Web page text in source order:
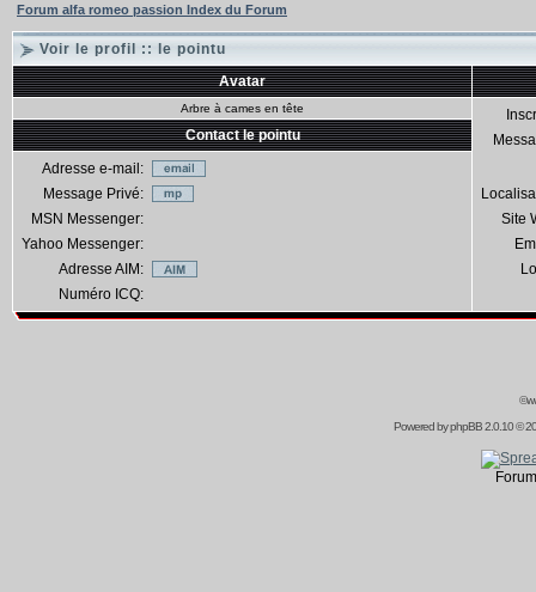
Forum alfa romeo passion Index du Forum
Voir le profil :: le pointu
Avatar
Arbre à cames en tête
Site
Contact le pointu
Adresse e-mail:
Message Privé:
MSN Messenger:
Yahoo Messenger:
Adresse AIM:
Numéro ICQ:
Powered byphpBB2.0.10 ©